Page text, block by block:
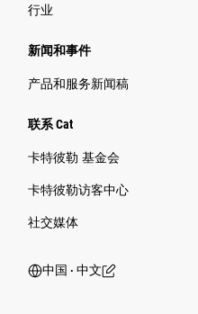
行业
新闻和事件
产品和服务新闻稿
联系 Cat
卡特彼勒 基金会
卡特彼勒访客中心
社交媒体
中国 ‧ 中文